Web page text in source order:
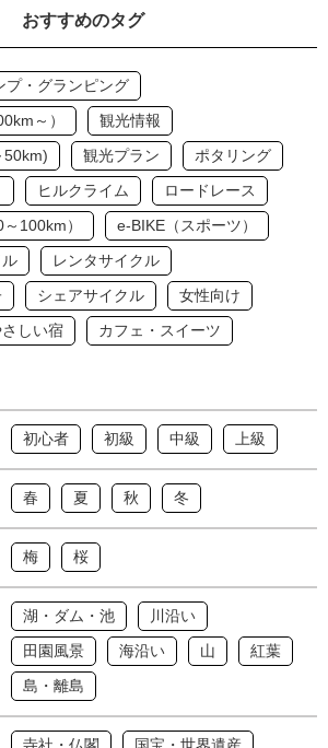
おすすめのタグ
プ・グランピング
～）
観光情報
50km)
観光プラン
ポタリング
ヒルクライム
ロードレース
100km）
e-BIKE（スポーツ）
レンタサイクル
シェアサイクル
女性向け
しい宿
カフェ・スイーツ
初心者 初級 中級 上級
春 夏 秋 冬
梅 桜
湖・ダム・池
川沿い
田園風景
海沿い 山
紅葉
島・離島
寺社・仏閣 国宝・世界遺産